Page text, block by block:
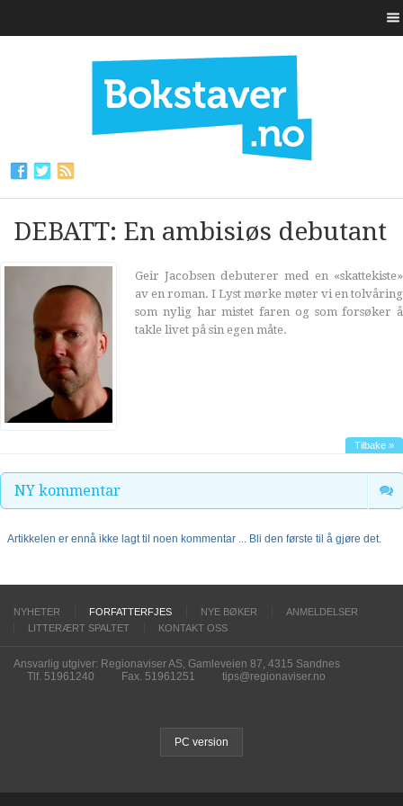
DEBATT: En ambisiøs debutant
Geir Jacobsen debuterer med en «skattekiste»
av en roman. I Lyst mørke møter vi en tolvåring
som nylig har mistet faren og som forsøker å
takle livet på sin egen måte.
Tilbake »
NY kommentar
Artikkelen er ennå ikke lagt til noen kommentar ... Bli den første til å gjøre det.
NYHETER FORFATTERFJES NYE BØKER
ANMELDELSER
LITTERÆRT SPALTET
KONTAKT OSS
Ansvarlig utgiver: Regionaviser AS, Gamleveien 87, 4315 Sandnes
Tlf. 51961240
Fax. 51961251 tips@regionaviser.no
PC version